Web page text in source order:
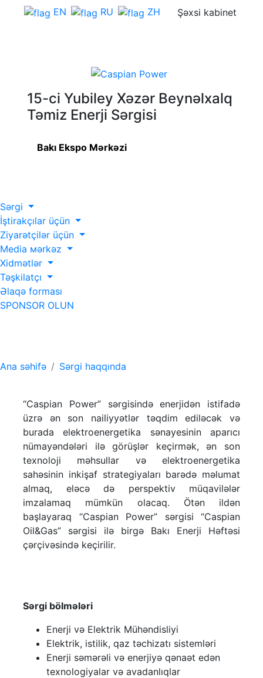
EN RU ZH Şəxsi kabinet
15-ci Yubiley Xəzər Beynəlxalq
Təmiz Enerji Sərgisi
Bakı Ekspo Mərkəzi
Sərgi
İştirakçılar üçün
Ziyarətçilər üçün
Media мərkəz
Xidmətlər
Təşkilatçı
Əlaqə forması
SPONSOR OLUN
Ana səhifə Sərgi haqqında
“Caspian Power” sərgisində enerjidən istifadə
üzrə ən son nailiyyətlər təqdim ediləcək və
burada elektroenergetika sənayesinin aparıcı
nümayəndələri ilə görüşlər keçirmək, ən son
texnoloji məhsullar və elektroenergetika
sahəsinin inkişaf strategiyaları barədə məlumat
almaq, eləcə də perspektiv müqavilələr
imzalamaq mümkün olacaq. Ötən ildən
başlayaraq “Caspian Power” sərgisi “Caspian
Oil&Gas” sərgisi ilə birgə Bakı Enerji Həftəsi
çərçivəsində keçirilir.
Sərgi bölmələri
Enerji və Elektrik Mühəndisliyi
Elektrik, istilik, qaz təchizatı sistemləri
Enerji səmərəli və enerjiyə qənaət edən
texnologiyalar və avadanlıqlar